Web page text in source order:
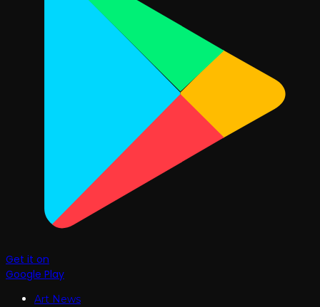
Get it on
Google Play
Art News